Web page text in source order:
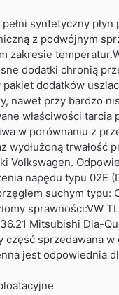
pełni syntetyczny
z podwójnym
zakresie
dodatki chronią
dodatków
nawet przy bardzo
właściwości
w porównaniu z
wydłużoną trwałość
Volkswagen.
napędu typu 02E
suchym typu:
sprawności:VW
Mitsubishi Dia-
część sprzedawana
jest odpowiednia